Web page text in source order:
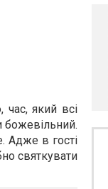
який всі
божевільний.
Адже в гості
святкувати